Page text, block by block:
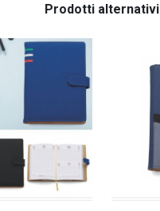
Prodotti alternativi